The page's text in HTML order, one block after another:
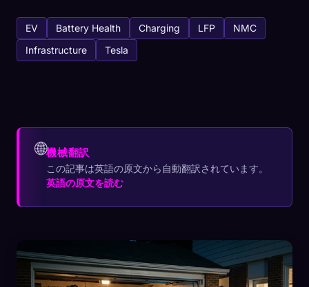
EV Battery Health Charging LFP
NMC
Infrastructure
Tesla
🌐機械翻訳
この記事は英語の原文から自動翻訳されています。
英語の原文を読む